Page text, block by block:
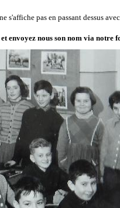
s'affiche pas en passant dessus
envoyez nous son nom via